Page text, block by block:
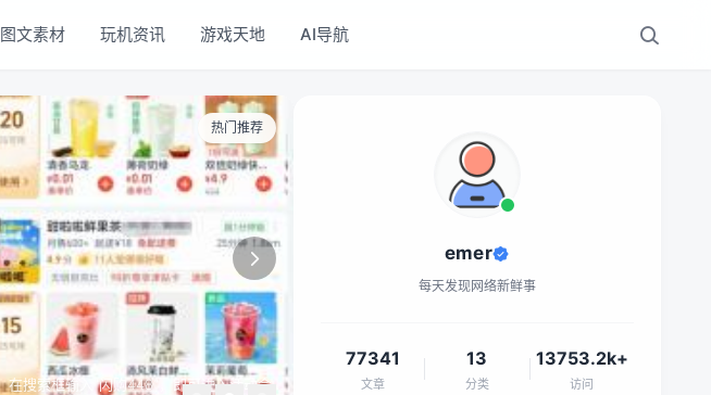
图文素材 玩机资讯 游戏天地 AI导航
热门推荐
emer
每天发现网络新鲜事
77341
文章
13
分类
13753.2k+
访问